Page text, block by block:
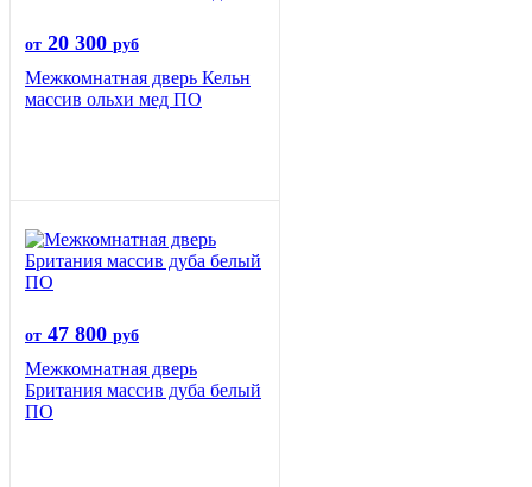
от 20 300 руб
Межкомнатная дверь Кельн
массив ольхи мед ПО
от 47 800 руб
Межкомнатная дверь
Британия массив дуба белый
ПО